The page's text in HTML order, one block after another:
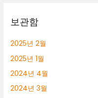
보관함
2025년 2월
2025년 1월
2024년 4월
2024년 3월